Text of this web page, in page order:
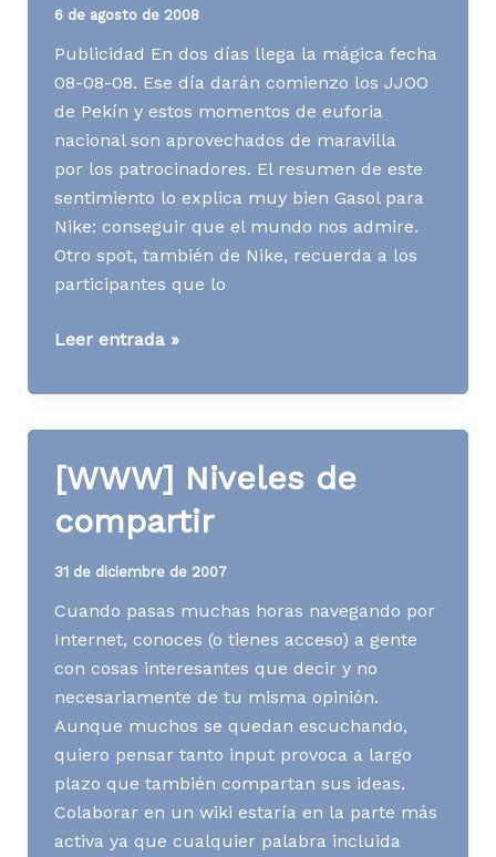
6 de agosto de 2008
Publicidad En dos días llega la mágica fecha
08-08-08. Ese día darán comienzo los JJOO
de Pekín y estos momentos de euforia
nacional son aprovechados de maravilla
por los patrocinadores. El resumen de este
sentimiento lo explica muy bien Gasol para
Nike: conseguir que el mundo nos admire.
Otro spot, también de Nike, recuerda a los
participantes que lo
Media
S32
Leer entrada »
[WWW] Niveles de
compartir
31 de diciembre de 2007
Cuando pasas muchas horas navegando por
Internet, conoces (o tienes acceso) a gente
con cosas interesantes que decir y no
necesariamente de tu misma opinión.
Aunque muchos se quedan escuchando,
quiero pensar tanto input provoca a largo
plazo que también compartan sus ideas.
Colaborar en un wiki estaría en la parte más
activa ya que cualquier palabra incluida